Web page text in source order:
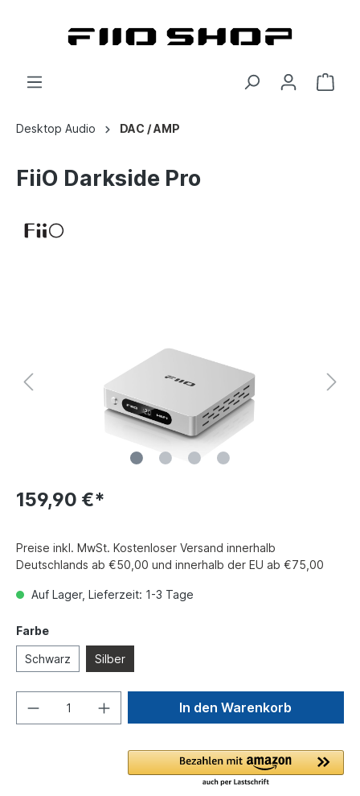
Desktop Audio DAC / AMP
FiiO Darkside Pro
159,90 €*
Preise inkl. MwSt. Kostenloser Versand innerhalb
Deutschlands ab €50,00 und innerhalb der EU ab €75,00
Auf Lager, Lieferzeit: 1-3 Tage
Farbe
Schwarz Silber
In den Warenkorb